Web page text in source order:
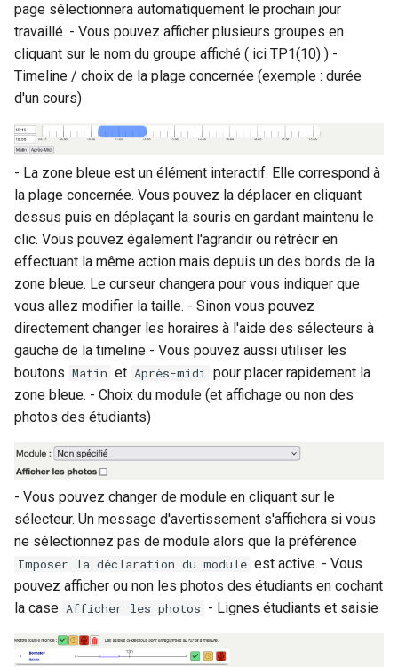
page sélectionnera automatiquement le prochain jour
travaillé. - Vous pouvez afficher plusieurs groupes en
cliquant sur le nom du groupe affiché ( ici TP1(10) ) -
Timeline / choix de la plage concernée (exemple : durée
d'un cours)
- La zone bleue est un élément interactif. Elle correspond à
la plage concernée. Vous pouvez la déplacer en cliquant
dessus puis en déplaçant la souris en gardant maintenu le
clic. Vous pouvez également l'agrandir ou rétrécir en
effectuant la même action mais depuis un des bords de la
zone bleue. Le curseur changera pour vous indiquer que
vous allez modifier la taille. - Sinon vous pouvez
directement changer les horaires à l'aide des sélecteurs à
gauche de la timeline - Vous pouvez aussi utiliser les
boutons Matin et Après-midi pour placer rapidement la
zone bleue. - Choix du module (et affichage ou non des
photos des étudiants)
- Vous pouvez changer de module en cliquant sur le
sélecteur. Un message d'avertissement s'affichera si vous
ne sélectionnez pas de module alors que la préférence
Imposer la déclaration du module est active. - Vous
pouvez afficher ou non les photos des étudiants en cochant
la case Afficher les photos - Lignes étudiants et saisie